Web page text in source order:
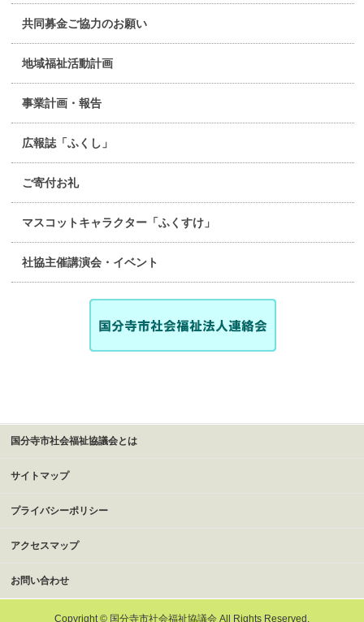
共同募金ご協力のお願い
地域福祉活動計画
事業計画・報告
広報誌「ふくし」
ご寄付お礼
マスコットキャラクター「ふくすけ」
社協主催講演会・イベント
国分寺市社会福祉協議会とは
サイトマップ
プライバシーポリシー
アクセスマップ
お問い合わせ
Copyright © 国分寺市社会福祉協議会All Rights Reserved.